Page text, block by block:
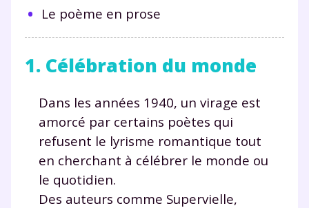
Le poème en prose
1. Célébration du monde
Dans les années 1940, un virage est
amorcé par certains poètes qui
refusent le lyrisme romantique tout
en cherchant à célébrer le monde ou
le quotidien.
Des auteurs comme Supervielle,